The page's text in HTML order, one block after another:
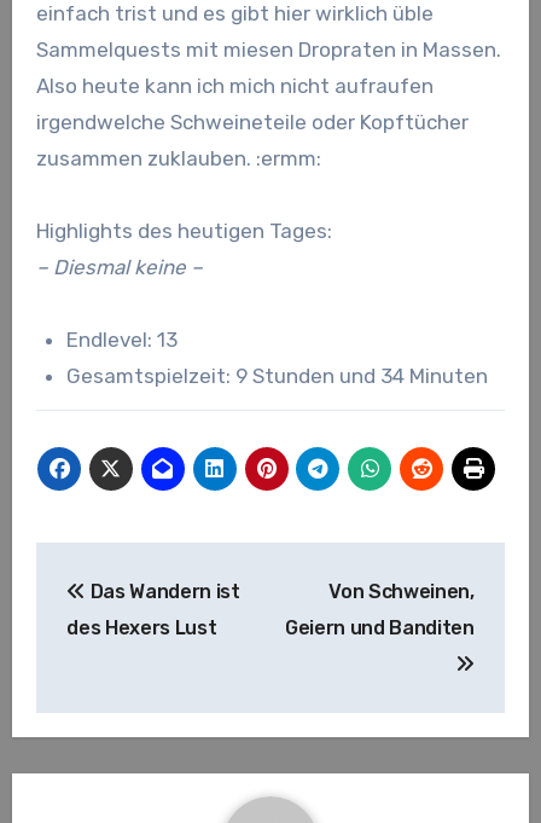
einfach trist und es gibt hier wirklich üble
Sammelquests mit miesen Dropraten in Massen.
Also heute kann ich mich nicht aufraufen
irgendwelche Schweineteile oder Kopftücher
zusammen zuklauben. :ermm:
Highlights des heutigen Tages:
– Diesmal keine –
Endlevel: 13
Gesamtspielzeit: 9 Stunden und 34 Minuten
Das Wandern ist
des Hexers Lust
Von Schweinen,
Geiern und Banditen